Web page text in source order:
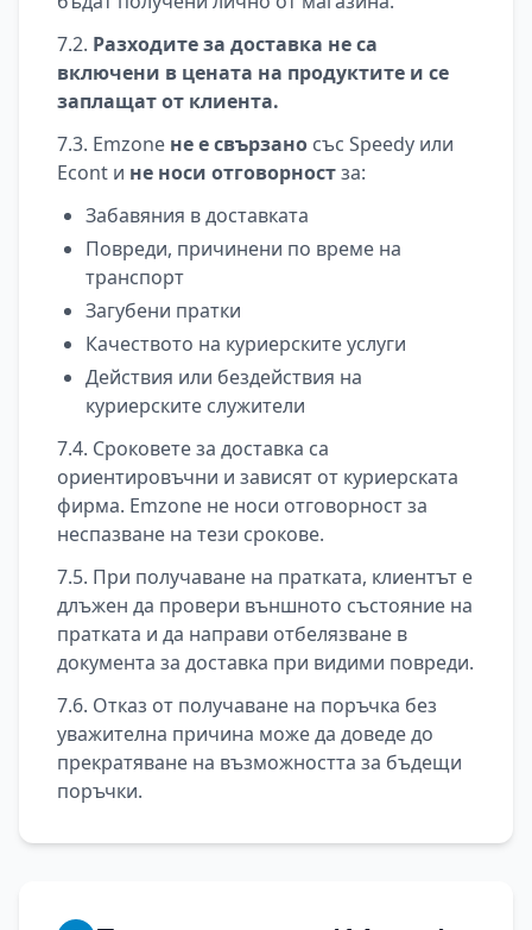
7.2. Разходите за доставка не са
включени в цената на продуктите и се
заплащат от клиента.
7.3. Emzone не е свързано със Speedy или
Econt и не носи отговорностза:
Забавяния в доставката
Повреди, причинени по време на
транспорт
Загубени пратки
Качеството на куриерските услуги
Действия или бездействия на
куриерските служители
7.4. Сроковете за доставка са
ориентировъчни и зависят от куриерската
фирма. Emzone не носи отговорност за
неспазване на тези срокове.
7.5. При получаване на пратката, клиентът е
длъжен да провери външното състояние на
пратката и да направи отбелязване в
документа за доставка при видими повреди.
7.6. Отказ от получаване на поръчка без
уважителна причина може да доведе до
прекратяване на възможността за бъдещи
поръчки.